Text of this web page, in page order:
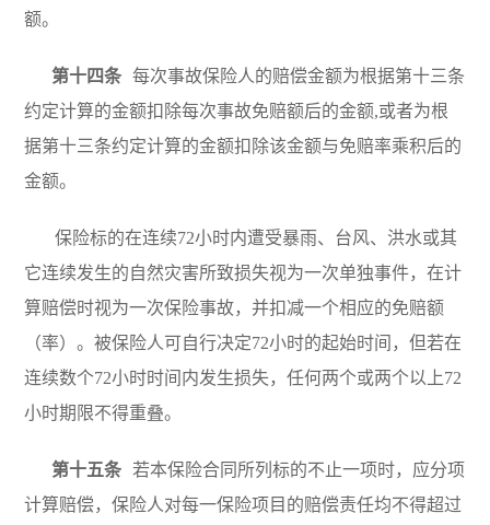
额。
第十四条
每次事故保险人的赔偿金额为根据第十三条
约定计算的金额扣除每次事故免赔额后的金额,或者为根
据第十三条约定计算的金额扣除该金额与免赔率乘积后的
金额。
保险标的在连续72小时内遭受暴雨、台风、洪水或其
它连续发生的自然灾害所致损失视为一次单独事件，在计
算赔偿时视为一次保险事故，并扣减一个相应的免赔额
（率）。被保险人可自行决定72小时的起始时间，但若在
连续数个72小时时间内发生损失，任何两个或两个以上72
小时期限不得重叠。
第十五条
若本保险合同所列标的不止一项时，应分项
计算赔偿，保险人对每一保险项目的赔偿责任均不得超过